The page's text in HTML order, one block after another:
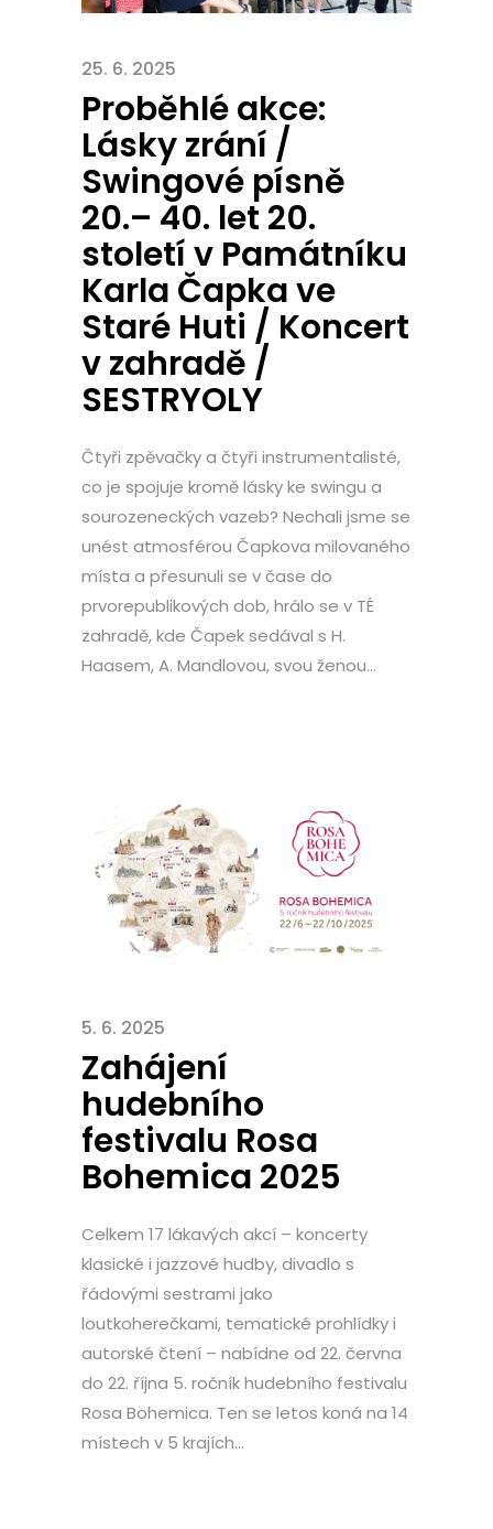
25. 6. 2025
Proběhlé akce:
Lásky zrání /
Swingové písně
20.– 40. let 20.
století v Památníku
Karla Čapka ve
Staré Huti / Koncert
v zahradě /
SESTRYOLY
Čtyři zpěvačky a čtyři instrumentalisté,
co je spojuje kromě lásky ke swingu a
sourozeneckých vazeb? Nechali jsme se
unést atmosférou Čapkova milovaného
místa a přesunuli se v čase do
prvorepublikových dob, hrálo se v TÉ
zahradě, kde Čapek sedával s H.
Haasem, A. Mandlovou, svou ženou...
5. 6. 2025
Zahájení
hudebního
festivalu Rosa
Bohemica 2025
Celkem 17 lákavých akcí – koncerty
klasické i jazzové hudby, divadlo s
řádovými sestrami jako
loutkoherečkami, tematické prohlídky i
autorské čtení – nabídne od 22. června
do 22. října 5. ročník hudebního festivalu
Rosa Bohemica. Ten se letos koná na 14
místech v 5 krajích...